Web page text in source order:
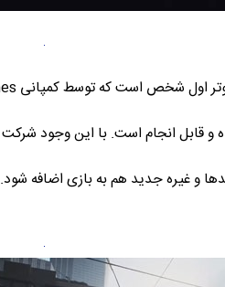
و غیره جدید هم به بازی اضافه شود.